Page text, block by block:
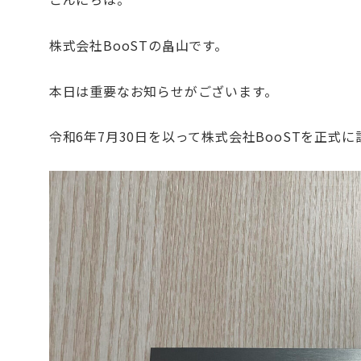
株式会社BooSTの畠山です。
本日は重要なお知らせがございます。
令和6年7月30日を以って株式会社BooSTを正式に